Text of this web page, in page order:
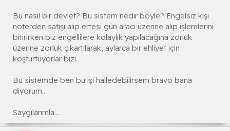
Bu nasıl bir devlet? Bu sistem nedir böyle? Engelsiz kişi
noterden satışı alıp ertesi gün aracı üzerine alıp işlemlerini
bitirirken biz engellilere kolaylık yapılacağına zorluk
üzerine zorluk çıkartılarak, aylarca bir ehliyet için
koşturtuyorlar bizi.
Bu sistemde ben bu işi halledebilirsem bravo bana
diyorum..
Saygılarımla...